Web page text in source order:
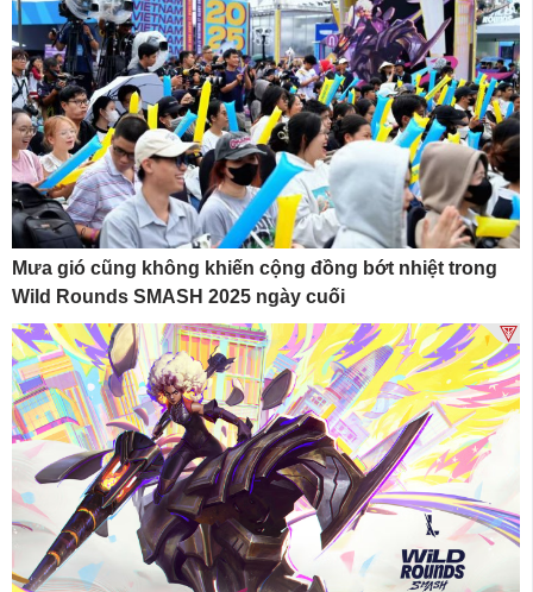
Mưa gió cũng không khiến cộng đồng bớt nhiệt trong
Wild Rounds SMASH 2025 ngày cuối